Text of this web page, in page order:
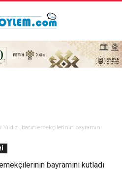
, basın emekçilerinin bayramını
bayramını kutladı